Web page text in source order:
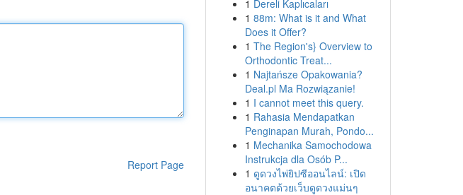
Report Page
1 Dereli Kaplıcaları
1 88m: What is it and What
Does it Offer?
1 The Region's} Overview to
Orthodontic Treat...
1 Najtańsze Opakowania?
Deal.pl Ma Rozwiązanie!
1 I cannot meet this query.
1 Rahasia Mendapatkan
Penginapan Murah, Pondo...
1 Mechanika Samochodowa
Instrukcja dla Osób P...
1 ดูดวงไพ่ยิปซีออนไลน์: เปิด
อนาคตด้วยเว็บดูดวงแม่นๆ